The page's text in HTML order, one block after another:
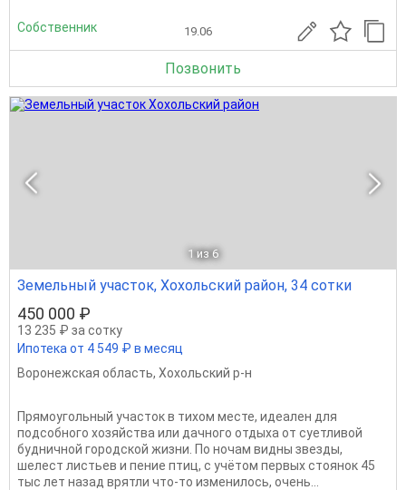
Собственник 19.06
Позвонить
1 из 6
Земельный участок, Хохольский район, 34 сотки
450 000 ₽
13 235 ₽ за сотку
Ипотека от 4 549 ₽ в месяц
Воронежская область, Хохольский р-н
Прямоугольный участок в тихом месте, идеален для
подсобного хозяйства или дачного отдыха от суетливой
будничной городской жизни. По ночам видны звезды,
шелест листьев и пение птиц, с учётом первых стоянок 45
тыс лет назад врятли что-то изменилось, очень...